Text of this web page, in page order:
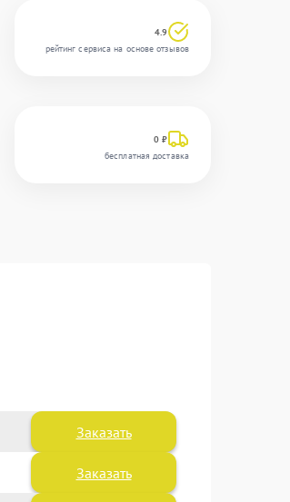
4.9
рейтинг сервиса на основе отзывов
0 ₽
бесплатная доставка
Заказать
Заказать